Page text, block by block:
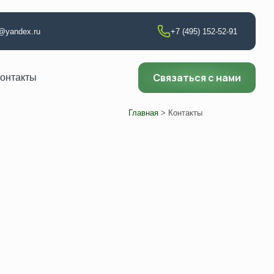
+7 (495) 152-52-91
Связаться с нами
Главная > Контакты